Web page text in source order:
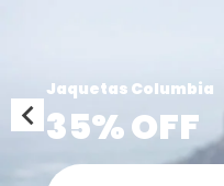
VER MAIS